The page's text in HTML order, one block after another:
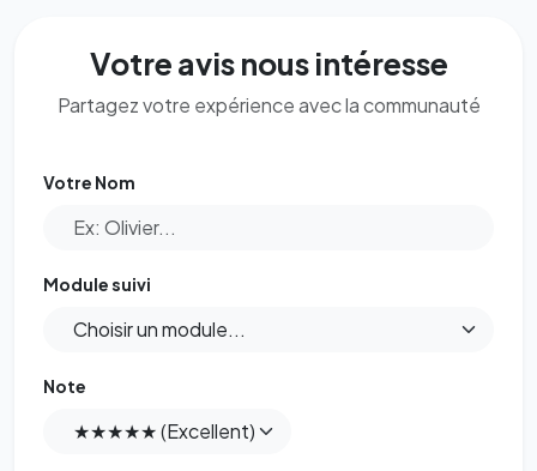
Votre avis nous intéresse
Partagez votre expérience avec la communauté
Votre Nom
Module suivi
Note